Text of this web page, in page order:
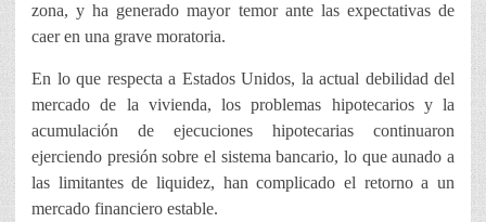
zona, y ha generado mayor temor ante las expectativas de
caer en una grave moratoria.
En lo que respecta a Estados Unidos, la actual debilidad del
mercado de la vivienda, los problemas hipotecarios y la
acumulación de ejecuciones hipotecarias continuaron
ejerciendo presión sobre el sistema bancario, lo que aunado a
las limitantes de liquidez, han complicado el retorno a un
mercado financiero estable.